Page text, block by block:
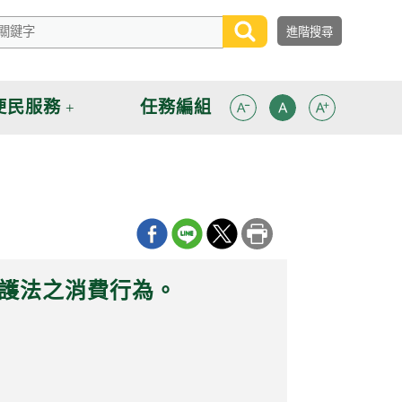
民服務 任務編組
法之消費行為。